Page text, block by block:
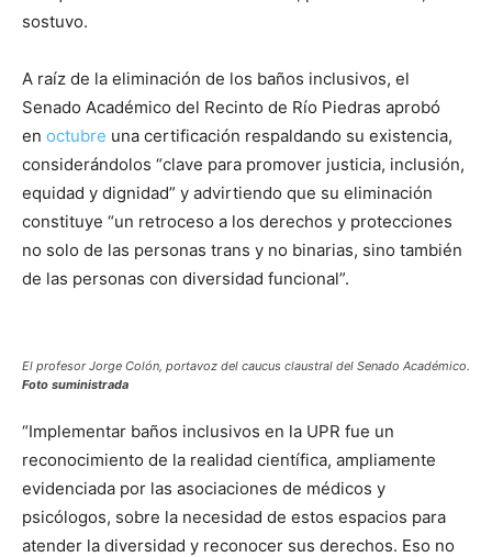
sostuvo.
A raíz de la eliminación de los baños inclusivos, el
Senado Académico del Recinto de Río Piedras aprobó
en octubre una certificación respaldando su existencia,
considerándolos “clave para promover justicia, inclusión,
equidad y dignidad” y advirtiendo que su eliminación
constituye “un retroceso a los derechos y protecciones
no solo de las personas trans y no binarias, sino también
de las personas con diversidad funcional”.
El profesor Jorge Colón, portavoz del caucus claustral del Senado Académico.
Foto suministrada
“Implementar baños inclusivos en la UPR fue un
reconocimiento de la realidad científica, ampliamente
evidenciada por las asociaciones de médicos y
psicólogos, sobre la necesidad de estos espacios para
atender la diversidad y reconocer sus derechos. Eso no